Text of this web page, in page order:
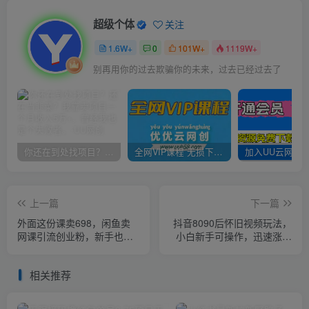
超级个体 关注
1.6W+ 0 101W+ 1119W+
别再用你的过去欺骗你的未来，过去已经过去了
你还在到处找项目？还在当韭菜？我靠卖项目一个月收入5万+，曾经我也是个失败者。 全网VIP课程 无损下载~
上一篇
外面这份课卖698，闲鱼卖
网课引流创业粉，新手也可
下一篇
抖音8090后怀旧视频玩法，
小白新手可操作，迅速涨粉
相关推荐